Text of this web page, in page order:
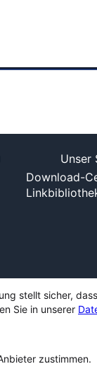
Unser
Download-
stellt sicher,
Sie in unserer
zustimmen.